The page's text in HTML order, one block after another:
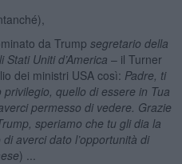
da Trump segretario della
Uniti d’America – il Turner
dei ministri USA così: Padre, ti
quello di essere in Tua
permesso di vedere. Grazie
speriamo che tu gli dia la
averci dato l’opportunità di
) ...